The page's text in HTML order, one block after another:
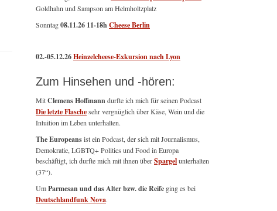
Goldhahn und Sampson am Helmholtzplatz
Sonntag08.11.26 11-18hCheese Berlin
02.-05.12.26Heinzelcheese-Exkursion nach Lyon
Zum Hinsehen und -hören:
MitClemens Hoffmanndurfte ich mich für seinen Podcast
Die letzte Flaschesehr vergnüglich über Käse, Wein und die
Intuition im Leben unterhalten.
The Europeansist ein Podcast, der sich mit Journalismus,
Demokratie, LGBTQ+ Politics und Food in Europa
beschäftigt, ich durfte mich mit ihnen überSpargelunterhalten
(37“).
UmParmesan und das Alter bzw. die Reife ging es bei
Deutschlandfunk Nova.